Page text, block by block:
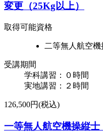
変更（25Kg以上）
取得可能資格
二等無人航空
受講期間
学科講習：０時間
実地講習：２時間
126,500円(税込)
一等無人航空機操縦